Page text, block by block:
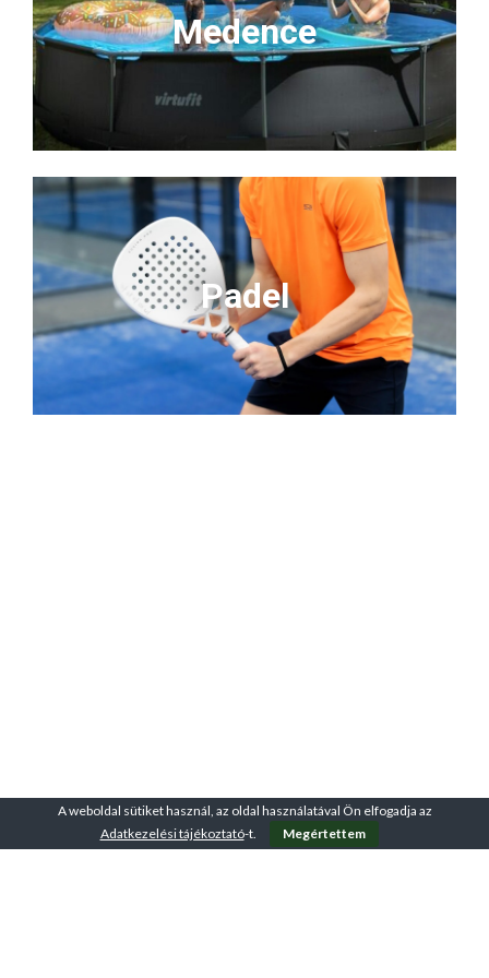
Medence
Padel
A weboldal sütiket használ, az oldal használatával Ön elfogadja az
Adatkezelési tájékoztató-t. Megértettem